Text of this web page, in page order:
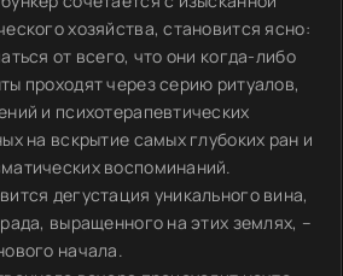
хозяйства, становится ясно:
от всего, что они когда-либо
проходят через серию ритуалов,
и психотерапевтических
на вскрытие самых глубоких ран и
воспоминаний.
дегустация уникального вина,
выращенного на этих землях, –
начала.